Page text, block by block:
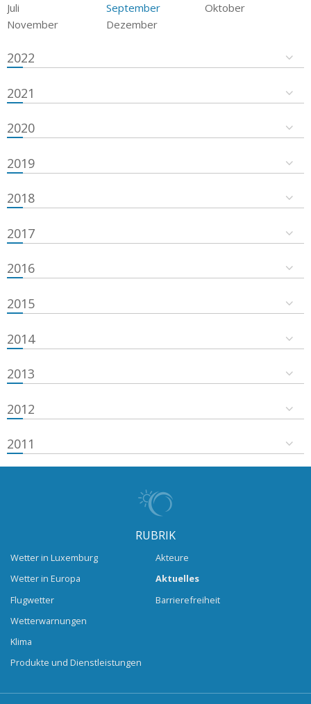
Juli
September
Oktober
November
Dezember
2022
2021
2020
2019
2018
2017
2016
2015
2014
2013
2012
2011
RUBRIK
Wetter in Luxemburg
Wetter in Europa
Flugwetter
Wetterwarnungen
Klima
Produkte und Dienstleistungen
Akteure
Aktuelles
Barrierefreiheit